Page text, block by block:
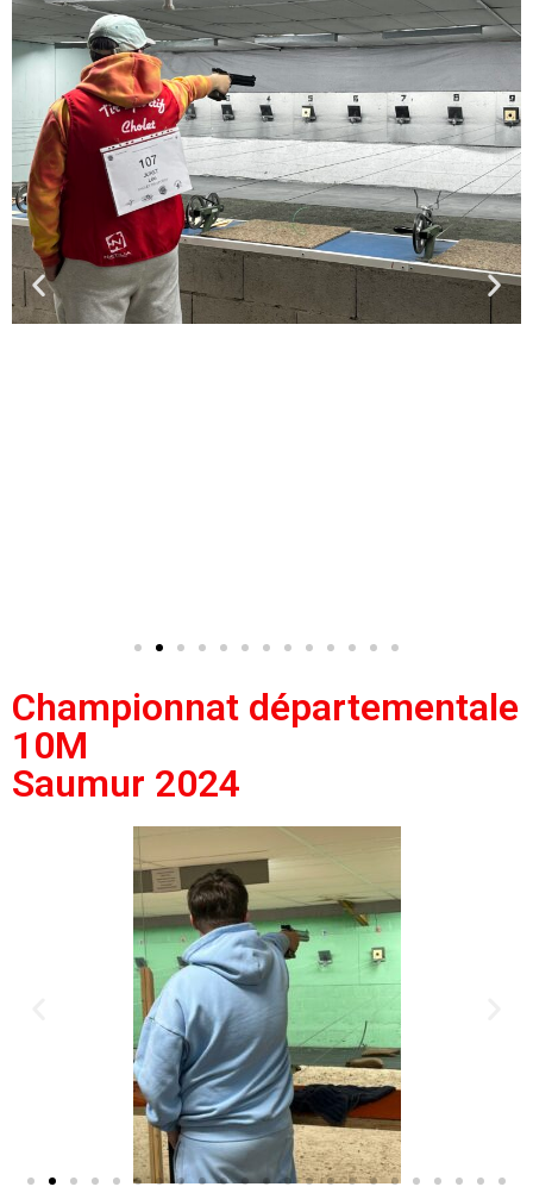
Championnat départementale
10M
Saumur 2024